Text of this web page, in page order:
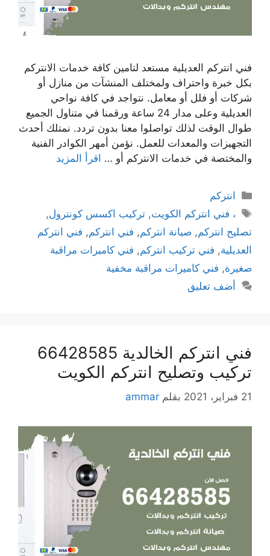
فني انتركم العديلية مستعد لتامين كافة خدمات الانتركم
بكل خبرة واحتراف ولمختلف المنشآت من منازل أو
شركات أو فلل أو معامل. نتواجد في كافة نواحي
العديلية وعلى مدار 24 ساعة ورقمنا في متناول الجميع
طوال الوقت لذلك تواصلوا معنا بدون تردد. نمتلك أحدث
التجهيزات والمعدات للعمل. نؤمن أمهر الكوادر الفنية
والمختصة في خدمات الانتركم أو … اقرأ المزيد
انتركم
، فني انتركم الكويت,تركيب اكسس كونترول,
تصليح انتركم, صيانة انتركم, فني انتركم, فني انتركم
العديلية, فني تركيب انتركم, فني كاميرات مراقبة
صغيرة, فني كاميرات مراقبة مخفية
أضف تعليق
فني انتركم الخالدية 66428585
تركيب وتصليح انتركم الكويت
21 فبراير، 2021 بقلم ammar